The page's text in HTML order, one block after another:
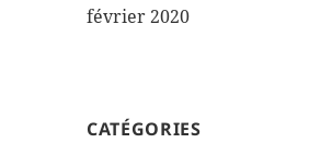
février 2020
CATÉGORIES